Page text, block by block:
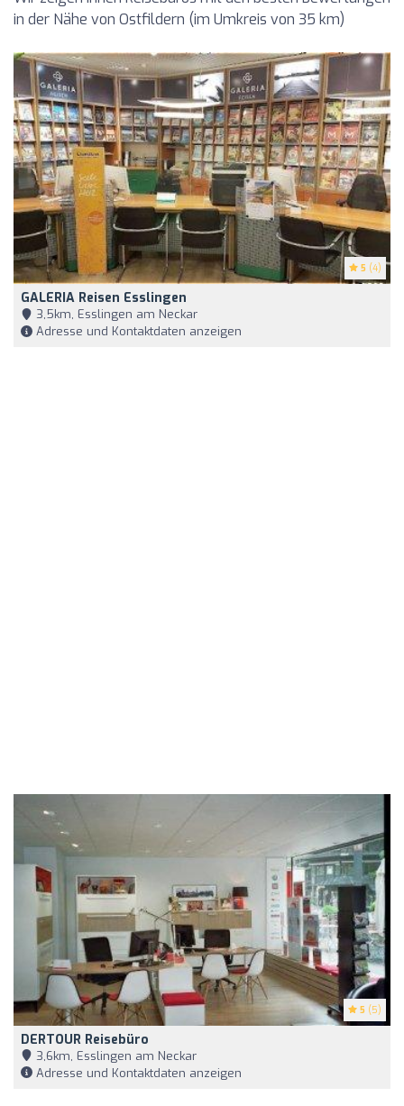
in der Nähe von Ostfildern (im Umkreis von 35 km)
5 (4)
GALERIA Reisen Esslingen
3,5km, Esslingen am Neckar
Adresse und Kontaktdaten anzeigen
5 (5)
DERTOUR Reisebüro
3,6km, Esslingen am Neckar
Adresse und Kontaktdaten anzeigen